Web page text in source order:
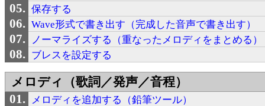
保存する
Wave形式で書き出す（完成した音声で書き出す）
ノーマライズする（重なったメロディをまとめる）
ブレスを設定する
メロディ（歌詞／発声／音程）
メロディを追加する（鉛筆ツール）